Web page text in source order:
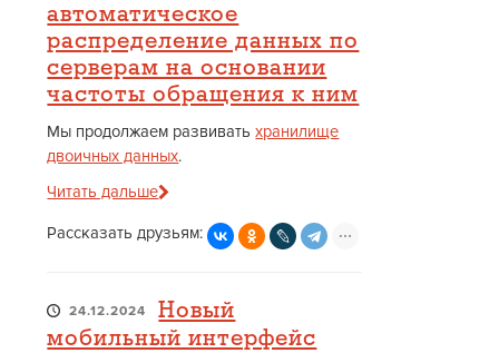
автоматическое
распределение данных по
серверам на основании
частоты обращения к ним
Мы продолжаем развиватьхранилище
двоичных данных.
Читать дальше
Рассказать друзьям:
24.12.2024
Новый
мобильный интерфейс